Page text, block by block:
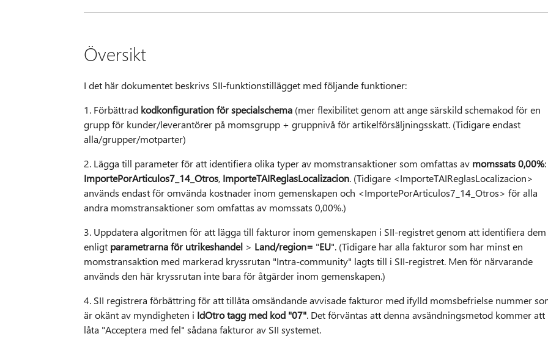
Översikt
I det här dokumentet beskrivs SII-funktionstillägget med följande funktioner:
1. Förbättrad kodkonfiguration för specialschema(mer flexibilitet genom att ange särskild schemakod för en
grupp för kunder/leverantörer på momsgrupp + gruppnivå för artikelförsäljningsskatt. (Tidigare endast
alla/grupper/motparter)
2. Lägga till parameter för att identifiera olika typer av momstransaktioner som omfattas av momssats 0,00%:
ImportePorArticulos7_14_Otros, ImporteTAIReglasLocalizacion. (Tidigare <ImporteTAIReglasLocalizacion>
används endast för omvända kostnader inom gemenskapen och <ImportePorArticulos7_14_Otros> för alla
andra momstransaktioner som omfattas av momssats 0,00%.)
3. Uppdatera algoritmen för att lägga till fakturor inom gemenskapen i SII-registret genom att identifiera dem
enligt parametrarna för utrikeshandel> Land/region= "EU". (Tidigare har alla fakturor som har minst en
momstransaktion med markerad kryssrutan "Intra-community" lagts till i SII-registret. Men för närvarande
används den här kryssrutan inte bara för åtgärder inom gemenskapen.)
4. SII registrera förbättring för att tillåta omsändande avvisade fakturor med ifylld momsbefrielse nummer
är okänt av myndigheten i IdOtro tagg med kod "07". Det förväntas att denna avsändningsmetod kommer att
låta "Acceptera med fel" sådana fakturor av SII systemet.